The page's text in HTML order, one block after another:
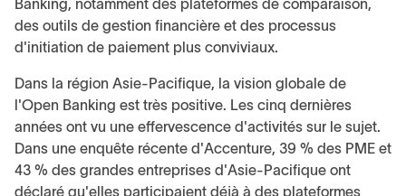
Banking, notamment des plateformes de comparaison,
des outils de gestion financière et des processus
d'initiation de paiement plus conviviaux.
Dans la région Asie-Pacifique, la vision globale de
l'Open Banking est très positive. Les cinq dernières
années ont vu une effervescence d'activités sur le sujet.
Dans une enquête récente d'Accenture, 39 % des PME et
43 % des grandes entreprises d'Asie-Pacifique ont
déclaré qu'elles participaient déjà à des plateformes